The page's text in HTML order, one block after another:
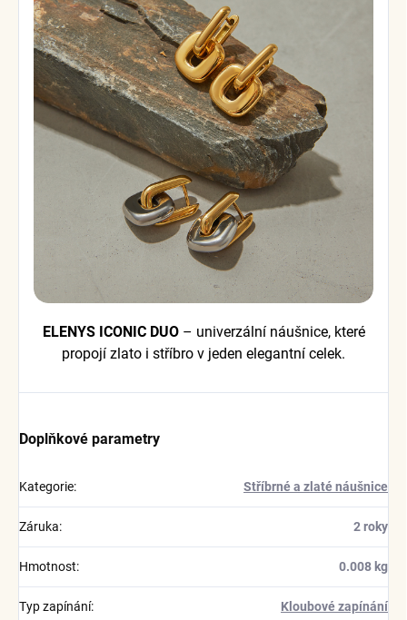
ELENYS ICONIC DUO– univerzální náušnice, které
propojí zlato i stříbro v jeden elegantní celek.
Doplňkové parametry
Kategorie: Stříbrné a zlaté náušnice
Záruka: 2 roky
Hmotnost: 0.008 kg
Typ zapínání: Kloubové zapínání